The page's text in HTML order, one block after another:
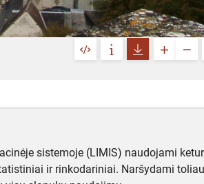
sistemoje (LIMIS) naudojami
ir rinkodariniai. Naršydami